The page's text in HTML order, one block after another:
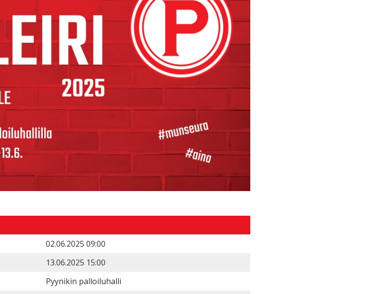
02.06.2025 09:00
13.06.2025 15:00
Pyynikin palloiluhalli